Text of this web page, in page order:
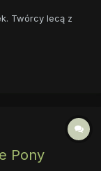
Twórcy lecą z
Pony